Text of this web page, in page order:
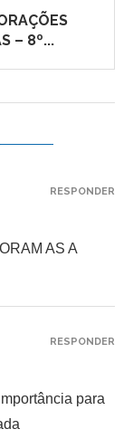
– 8º...
AS A
RESPONDER
para
RESPONDER